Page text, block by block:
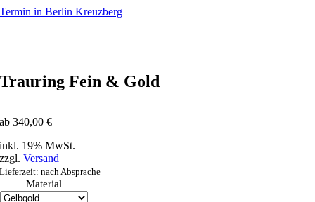
Termin in Berlin Kreuzberg
Trauring Fein & Gold
ab340,00€
inkl. 19% MwSt.
zzgl.Versand
Lieferzeit: nach Absprache
Material